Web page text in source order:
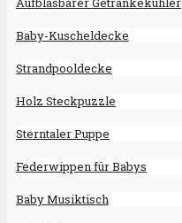
Baby-Kuscheldecke
Strandpooldecke
Holz Steckpuzzle
Sterntaler Puppe
Federwippen für Babys
Baby Musiktisch